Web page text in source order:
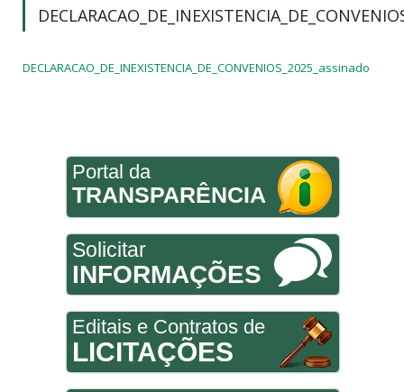
DECLARACAO_DE_INEXISTENCIA_DE_CONVENIOS_2025_assinado
Portal da
TRANSPARÊNCIA
Solicitar
INFORMAÇÕES
Editais e Contratos de
LICITAÇÕES